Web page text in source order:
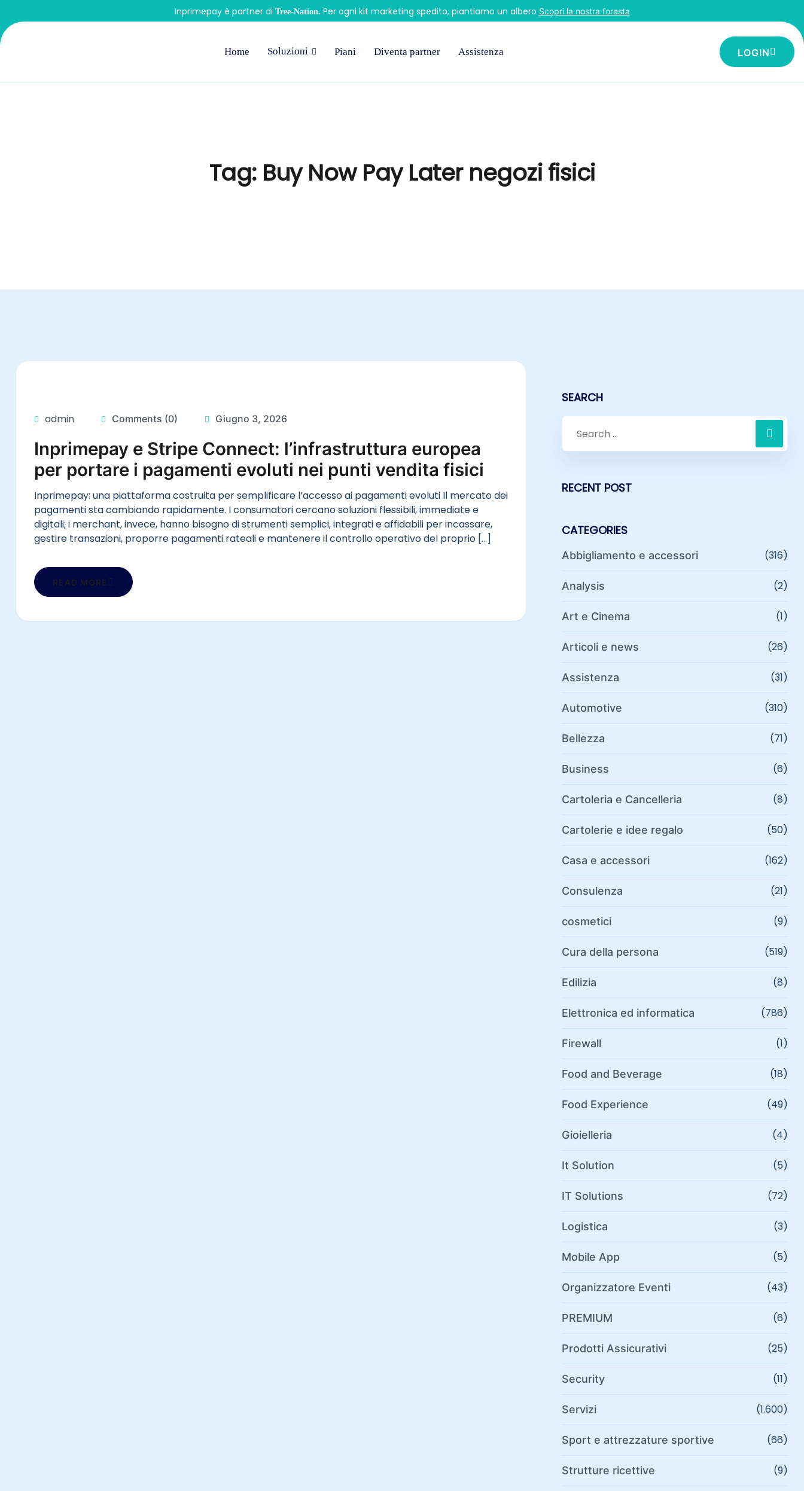
Inprimepay è partner di Tree-Nation. Per ogni kit marketing spedito, piantiamo un albero Scopri la nostra foresta
Home Soluzioni Piani Diventa partner Assistenza LOGIN
Tag: Buy Now Pay Later negozi fisici
admin Comments (0) Giugno 3, 2026
Inprimepay e Stripe Connect: l’infrastruttura europea
per portare i pagamenti evoluti nei punti vendita fisici
Inprimepay: una piattaforma costruita per semplificare l’accesso ai pagamenti evoluti Il mercato dei
pagamenti sta cambiando rapidamente. I consumatori cercano soluzioni flessibili, immediate e
digitali; i merchant, invece, hanno bisogno di strumenti semplici, integrati e affidabili per incassare,
gestire transazioni, proporre pagamenti rateali e mantenere il controllo operativo del proprio [...]
READ MORE
SEARCH
RECENT POST
CATEGORIES
Abbigliamento e accessori (316)
Analysis (2)
Art e Cinema (1)
Articoli e news (26)
Assistenza (31)
Automotive (310)
Bellezza (71)
Business (6)
Cartoleria e Cancelleria (8)
Cartolerie e idee regalo (50)
Casa e accessori (162)
Consulenza (21)
cosmetici (9)
Cura della persona (519)
Edilizia (8)
Elettronica ed informatica (786)
Firewall (1)
Food and Beverage (18)
Food Experience (49)
Gioielleria (4)
It Solution (5)
IT Solutions (72)
Logistica (3)
Mobile App (5)
Organizzatore Eventi (43)
PREMIUM (6)
Prodotti Assicurativi (25)
Security (11)
Servizi (1.600)
Sport e attrezzature sportive (66)
Strutture ricettive (9)